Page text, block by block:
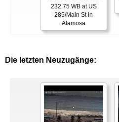
232.75 WB at US
285/Main St in
Alamosa
Die letzten Neuzugänge: